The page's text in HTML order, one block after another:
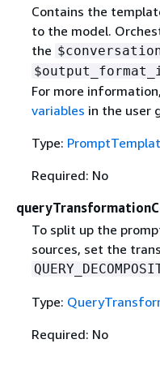
Contains the
to the model.
the
For more
variables in the user
Type:
Required: No
To split up the
sources, set the
Type:
Required: No